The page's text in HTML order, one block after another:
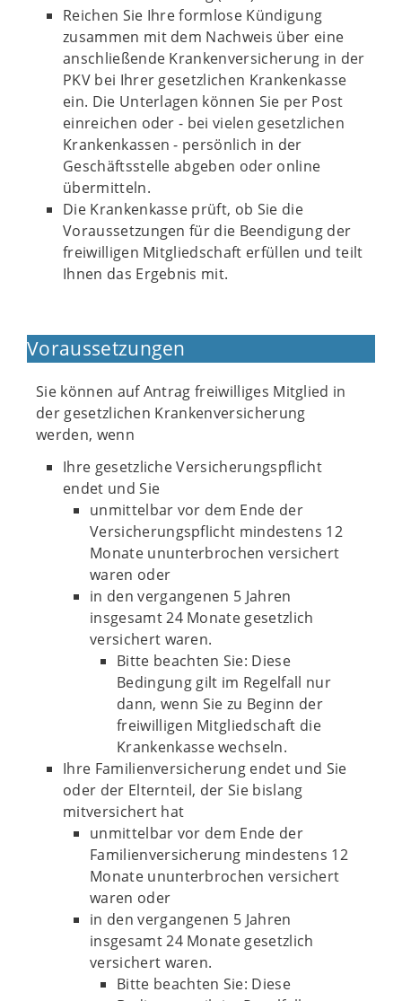
Reichen Sie Ihre formlose Kündigung
zusammen mit dem Nachweis über eine
anschließende Krankenversicherung in der
PKV bei Ihrer gesetzlichen Krankenkasse
ein. Die Unterlagen können Sie per Post
einreichen oder - bei vielen gesetzlichen
Krankenkassen - persönlich in der
Geschäftsstelle abgeben oder online
übermitteln.
Die Krankenkasse prüft, ob Sie die
Voraussetzungen für die Beendigung der
freiwilligen Mitgliedschaft erfüllen und teilt
Ihnen das Ergebnis mit.
Voraussetzungen
Sie können auf Antrag freiwilliges Mitglied in
der gesetzlichen Krankenversicherung
werden, wenn
Ihre gesetzliche Versicherungspflicht
endet und Sie
unmittelbar vor dem Ende der
Versicherungspflicht mindestens 12
Monate ununterbrochen versichert
waren oder
in den vergangenen 5 Jahren
insgesamt 24 Monate gesetzlich
versichert waren.
Bitte beachten Sie: Diese
Bedingung gilt im Regelfall nur
dann, wenn Sie zu Beginn der
freiwilligen Mitgliedschaft die
Krankenkasse wechseln.
Ihre Familienversicherung endet und Sie
oder der Elternteil, der Sie bislang
mitversichert hat
unmittelbar vor dem Ende der
Familienversicherung mindestens 12
Monate ununterbrochen versichert
waren oder
in den vergangenen 5 Jahren
insgesamt 24 Monate gesetzlich
versichert waren.
Bitte beachten Sie: Diese